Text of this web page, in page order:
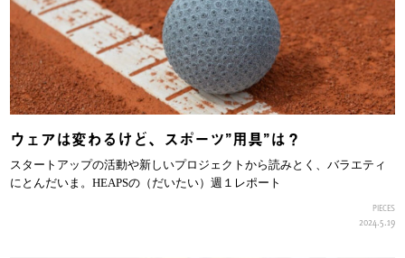
ウェアは変わるけど、スポーツ”用具”は？
スタートアップの活動や新しいプロジェクトから読みとく、バラエティ
にとんだいま。HEAPSの（だいたい）週１レポート
PIECES
2024.5.19